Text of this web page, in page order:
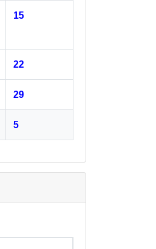
15
22
29
5